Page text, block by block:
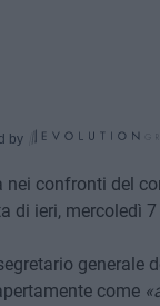
by
nei confronti del
di ieri, mercoledì
generale
come